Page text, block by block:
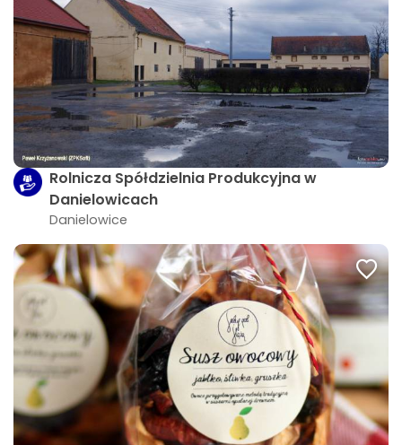
Rolnicza Spółdzielnia Produkcyjna w
Danielowicach
Danielowice